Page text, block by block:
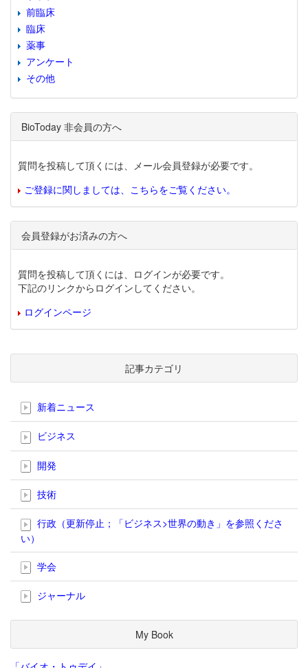
前臨床
臨床
薬事
アンケート
その他
BioToday 非会員の方へ
質問を投稿して頂くには、メール会員登録が必要です。
ご登録に関しましては、こちらをご覧ください。
会員登録がお済みの方へ
質問を投稿して頂くには、ログインが必要です。
下記のリンクからログインしてください。
ログインページ
記事カテゴリ
新着ニュース
ビジネス
開発
技術
行政（更新停止；「ビジネス>世界の動き」を参照くださ
い）
学会
ジャーナル
My Book